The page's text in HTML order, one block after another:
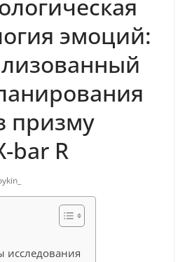
эмоций:
призму
bar R
исследования